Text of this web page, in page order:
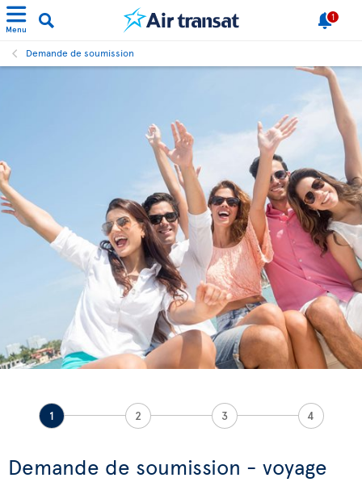
Menu
1
Demande de soumission
1 2 3 4
Demande de soumission - voyage